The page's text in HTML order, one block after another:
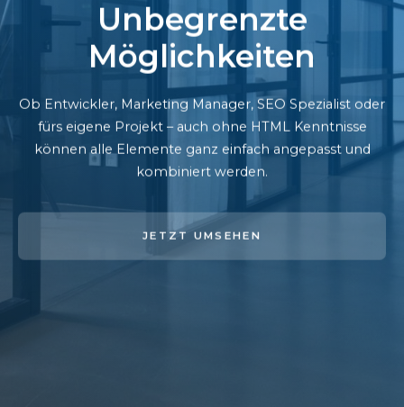
Unbegrenzte
Möglichkeiten
Ob Entwickler, Marketing Manager, SEO Spezialist oder
fürs eigene Projekt – auch ohne HTML Kenntnisse
können alle Elemente ganz einfach angepasst und
kombiniert werden.
JETZT UMSEHEN